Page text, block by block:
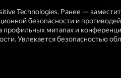
Technologies. Ранее —
безопасности и
профильных митапах и
Увлекается безопасностью